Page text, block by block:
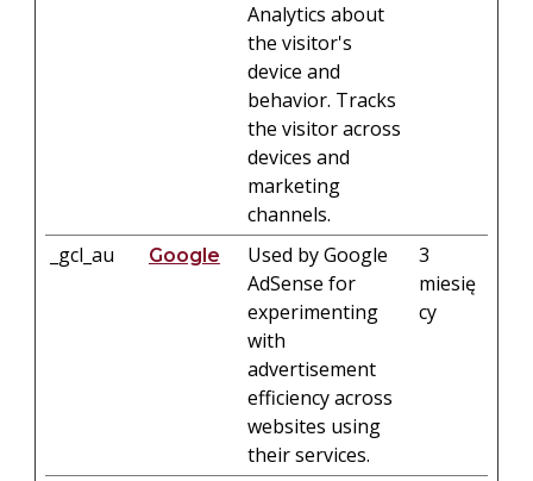
Analytics about
the visitor's
device and
behavior. Tracks
the visitor across
devices and
marketing
channels.
_gcl_au Google
Used by Google
AdSense for
experimenting
with
advertisement
efficiency across
websites using
their services.
3
miesię
cy